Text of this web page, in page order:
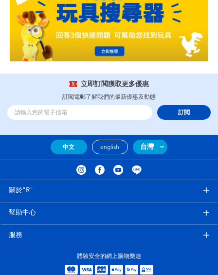
立即訂閲獲取更多優惠
訂閲電郵了解我們的最新優惠及動態
訂閲
中文 english 台灣
關於"R"
幫助中心
服務
體驗安全的網上購物樂趣